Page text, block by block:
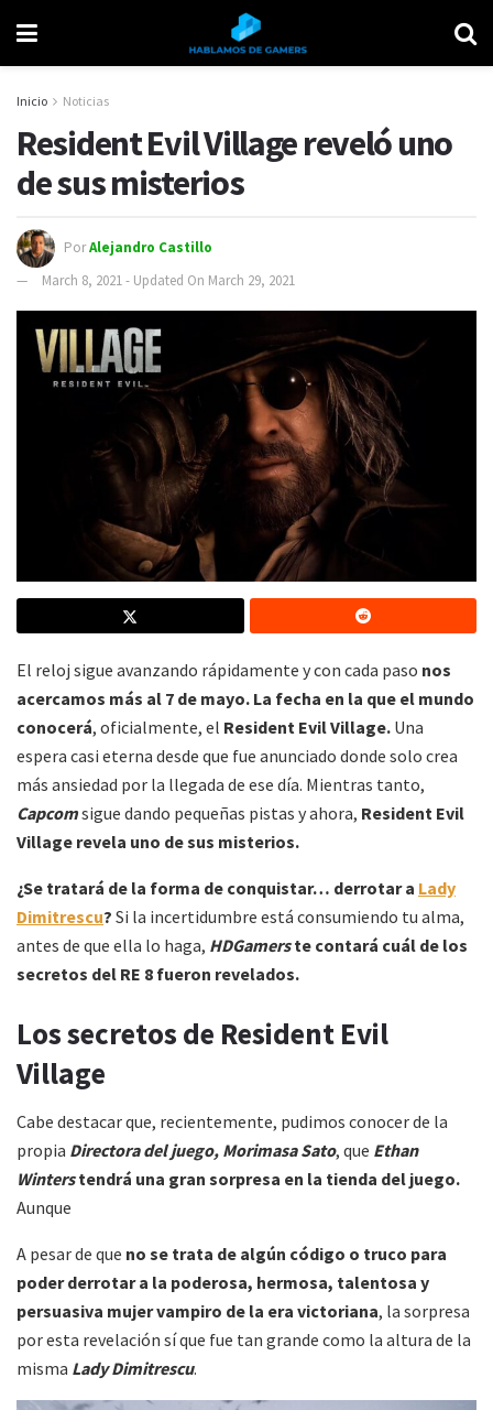
Inicio Noticias
Resident Evil Village reveló uno
de sus misterios
PorAlejandro Castillo
March 8, 2021 - Updated On March 29, 2021
El reloj sigue avanzando rápidamente y con cada paso nos
acercamos más al 7 de mayo. La fecha en la que el mundo
conocerá, oficialmente, el Resident Evil Village. Una
espera casi eterna desde que fue anunciado donde solo crea
más ansiedad por la llegada de ese día. Mientras tanto,
Capcomsigue dando pequeñas pistas y ahora, Resident Evil
Village revela uno de sus misterios.
¿Se tratará de la forma de conquistar… derrotar a Lady
Dimitrescu? Si la incertidumbre está consumiendo tu alma,
antes de que ella lo haga, HDGamers te contará cuál de los
secretos del RE 8 fueron revelados.
Los secretos de Resident Evil
Village
Cabe destacar que, recientemente, pudimos conocer de la
propia Directora del juego, Morimasa Sato, que Ethan
Winters tendrá una gran sorpresa en la tienda del juego.
Aunque
A pesar de que no se trata de algún código o truco para
poder derrotar a la poderosa, hermosa, talentosa y
persuasiva mujer vampiro de la era victoriana, la sorpresa
por esta revelación sí que fue tan grande como la altura de la
misma Lady Dimitrescu.